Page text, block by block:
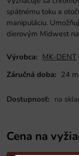
spätnému toku a
manipuláciu.
dierovým Midwest
Výrobca: MK-DENT
Záručná doba: 24
Dostupnosť: na
Cena na